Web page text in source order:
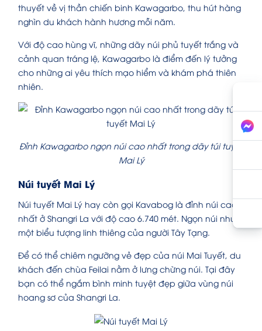
thuyết về vị thần chiến binh Kawagarbo, thu hút hàng
nghìn du khách hành hương mỗi năm.
Với độ cao hùng vĩ, những dãy núi phủ tuyết trắng và
cảnh quan tráng lệ, Kawagarbo là điểm đến lý tưởng
cho những ai yêu thích mạo hiểm và khám phá thiên
nhiên.
Đỉnh Kawagarbo ngọn núi cao nhất trong dãy túi tuyết
Mai Lý
Núi tuyết Mai Lý
Núi tuyết Mai Lý hay còn gọi Kavabog là đỉnh núi cao
nhất ở Shangri La với độ cao 6.740 mét. Ngọn núi như
một biểu tượng linh thiêng của người Tây Tạng.
Để có thể chiêm ngưỡng vẻ đẹp của núi Mai Tuyết, du
khách đến chùa Feilai nằm ở lưng chừng núi. Tại đây
bạn có thể ngắm bình minh tuyệt đẹp giữa vùng núi
hoang sơ của Shangri La.